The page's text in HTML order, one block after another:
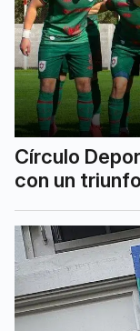
Círculo
con un